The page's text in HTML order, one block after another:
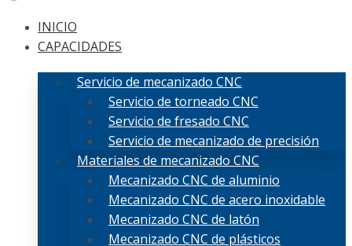
INICIO
CAPACIDADES
Servicio de mecanizado CNC
Servicio de torneado CNC
Servicio de fresado CNC
Servicio de mecanizado de precisión
Materiales de mecanizado CNC
Mecanizado CNC de aluminio
Mecanizado CNC de acero inoxidable
Mecanizado CNC de latón
Mecanizado CNC de plásticos